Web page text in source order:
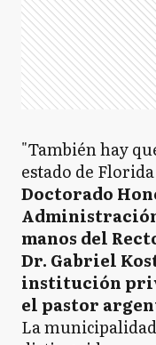
"También hay
estado de
Doctorado
manos del
Dr. Gabriel
institución
el pastor
La municipalidad